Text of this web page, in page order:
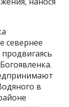
севернее
в